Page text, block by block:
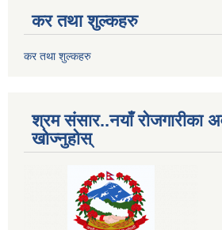
कर तथा शुल्कहरु
कर तथा शुल्कहरु
श्रम संसार..नयाँ रोजगारीका
खोज्नुहोस्